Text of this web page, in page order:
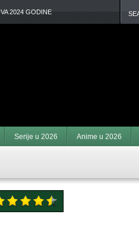
2024 GODINE
Serije u 2026 Anime u 2026